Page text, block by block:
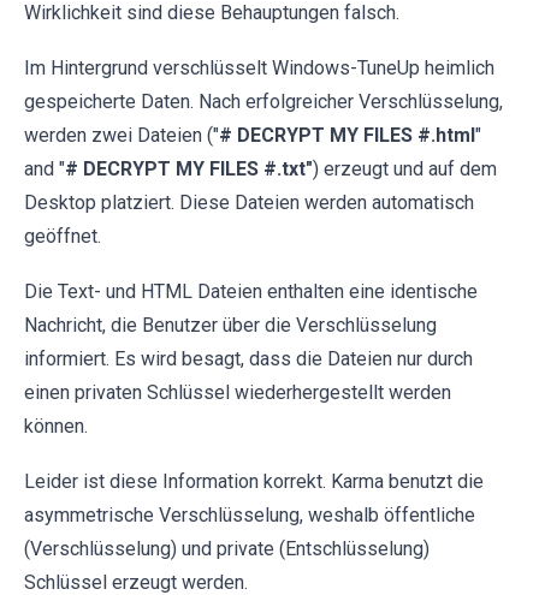
Wirklichkeit sind diese Behauptungen falsch.
Im Hintergrund verschlüsselt Windows-TuneUp heimlich
gespeicherte Daten. Nach erfolgreicher Verschlüsselung,
werden zwei Dateien ("# DECRYPT MY FILES #.html"
and "# DECRYPT MY FILES #.txt") erzeugt und auf dem
Desktop platziert. Diese Dateien werden automatisch
geöffnet.
Die Text- und HTML Dateien enthalten eine identische
Nachricht, die Benutzer über die Verschlüsselung
informiert. Es wird besagt, dass die Dateien nur durch
einen privaten Schlüssel wiederhergestellt werden
können.
Leider ist diese Information korrekt. Karma benutzt die
asymmetrische Verschlüsselung, weshalb öffentliche
(Verschlüsselung) und private (Entschlüsselung)
Schlüssel erzeugt werden.